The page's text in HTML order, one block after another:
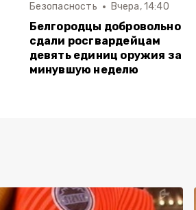
Безопасность Вчера, 14:40
Белгородцы добровольно
сдали росгвардейцам
девять единиц оружия за
минувшую неделю